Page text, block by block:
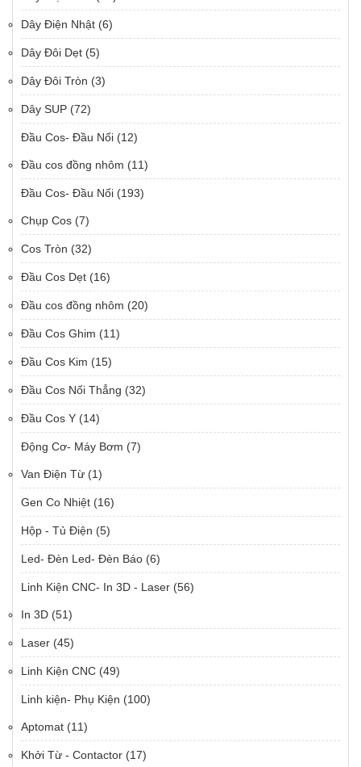
Dây Điện Nhật (6)
Dây Đôi Dẹt (5)
Dây Đôi Tròn (3)
Dây SUP (72)
Đầu Cos- Đầu Nối (12)
Đầu cos đồng nhôm (11)
Đầu Cos- Đầu Nối (193)
Chụp Cos (7)
Cos Tròn (32)
Đầu Cos Dẹt (16)
Đầu cos đồng nhôm (20)
Đầu Cos Ghim (11)
Đầu Cos Kim (15)
Đầu Cos Nối Thẳng (32)
Đầu Cos Y (14)
Động Cơ- Máy Bơm (7)
Van Điện Từ (1)
Gen Co Nhiệt (16)
Hộp - Tủ Điện (5)
Led- Đèn Led- Đèn Báo (6)
Linh Kiện CNC- In 3D - Laser (56)
In 3D (51)
Laser (45)
Linh Kiện CNC (49)
Linh kiện- Phụ Kiện (100)
Aptomat (11)
Khởi Từ - Contactor (17)